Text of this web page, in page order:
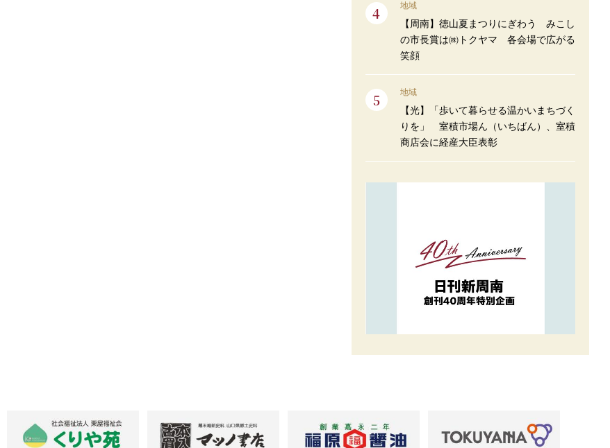
地域
【周南】徳山夏まつりにぎわう みこし
の市長賞は㈱トクヤマ 各会場で広がる
笑顔
地域
【光】「歩いて暮らせる温かいまちづく
りを」 室積市場ん（いちばん）、室積
商店会に経産大臣表彰